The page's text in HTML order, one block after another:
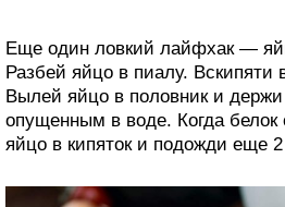
Еще один ловкий лайфхак —
Разбей яйцо в пиалу. Вскипяти
Вылей яйцо в половник и
опущенным в воде. Когда белок
яйцо в кипяток и подожди еще